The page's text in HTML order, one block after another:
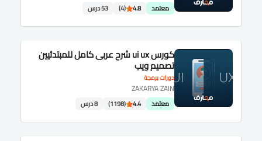
معتمد 4.8
(4) 53 درس
دورات برمجة
كورس ui ux شرح عربى كامل للمبتدئيين
تصميم ويب
ZAKARYA ZAIN
معتمد 4.4
(1198) 8 درس